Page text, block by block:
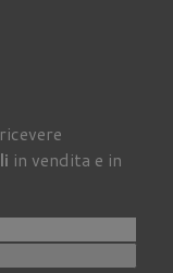
in vendita e in